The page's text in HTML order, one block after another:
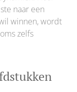
naar een
winnen, wordt
zelfs